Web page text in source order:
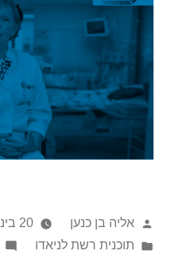
אליה בן כנען
20 בינואר 2021
תוכנית רשת לניאדו